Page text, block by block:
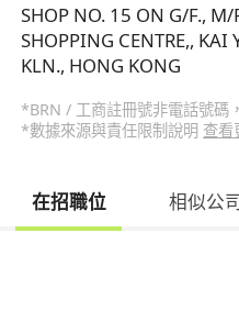
SHOP NO. 15 ON G/F.,
SHOPPING CENTRE,, KAI
KLN., HONG KONG
*BRN / 工商註冊號非電話號碼
*數據來源與責任限制說明 查看
在招職位 相似公